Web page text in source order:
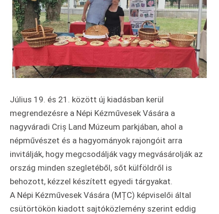
Július 19. és 21. között új kiadásban kerül
megrendezésre a Népi Kézművesek Vására a
nagyváradi Criș Land Múzeum parkjában, ahol a
népművészet és a hagyományok rajongóit arra
invitálják, hogy megcsodálják vagy megvásárolják az
ország minden szegletéből, sőt külföldről is
behozott, kézzel készített egyedi tárgyakat.
A Népi Kézművesek Vására (MȚC) képviselői által
csütörtökön kiadott sajtóközlemény szerint eddig